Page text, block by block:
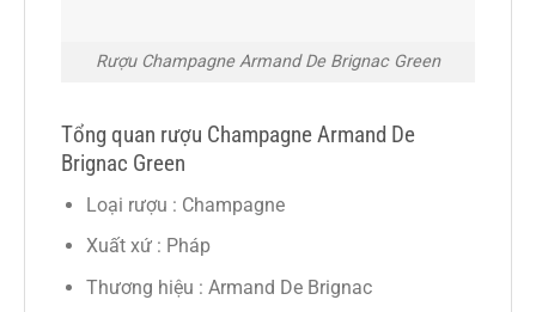
Rượu Champagne Armand De Brignac Green
Tổng quan rượu Champagne Armand De
Brignac Green
Loại rượu : Champagne
Xuất xứ : Pháp
Thương hiệu : Armand De Brignac